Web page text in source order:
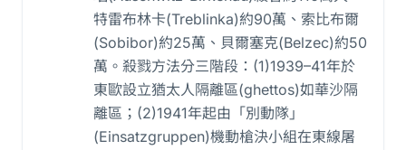
特雷布林卡(Treblinka)約90萬、索比布爾
(Sobibor)約25萬、貝爾塞克(Belzec)約50
萬。殺戮方法分三階段：(1)1939–41年於
東歐設立猶太人隔離區(ghettos)如華沙隔
離區；(2)1941年起由「別動隊」
(Einsatzgruppen)機動槍決小組在東線屠